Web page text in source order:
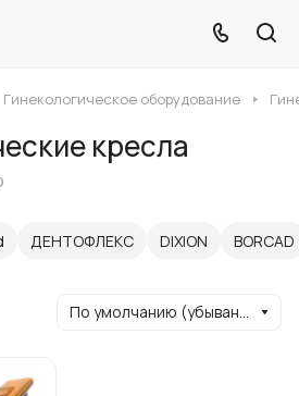
Гинекологическое оборудование
кресла
ДЕНТОФЛЕКС DIXION BORCAD
По умолчанию (убывание)